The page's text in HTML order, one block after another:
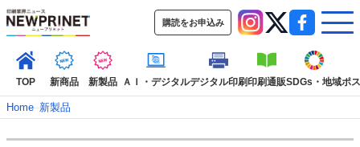
購読をお申込み
TOP 新商品 新製品 ＡＩ・デジタルデジタル印刷印刷通販SDGs・地域ポ
Home–新製品